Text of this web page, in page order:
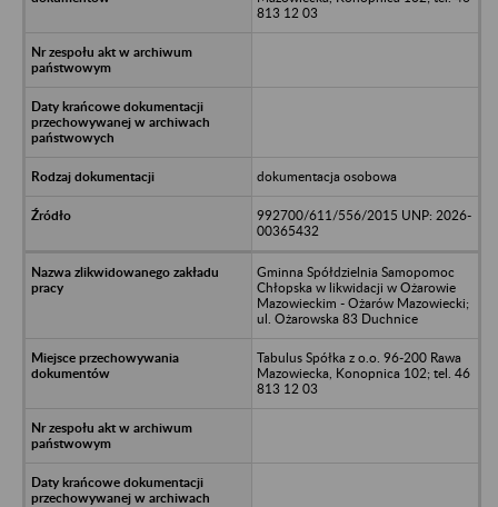
813 12 03
dokumentacja osobowa
992700/611/556/2015 UNP: 2026-
00365432
Gminna Spółdzielnia Samopomoc
Chłopska w likwidacji w Ożarowie
Mazowieckim - Ożarów Mazowiecki;
ul. Ożarowska 83 Duchnice
Tabulus Spółka z o.o. 96-200 Rawa
Mazowiecka, Konopnica 102; tel. 46
813 12 03